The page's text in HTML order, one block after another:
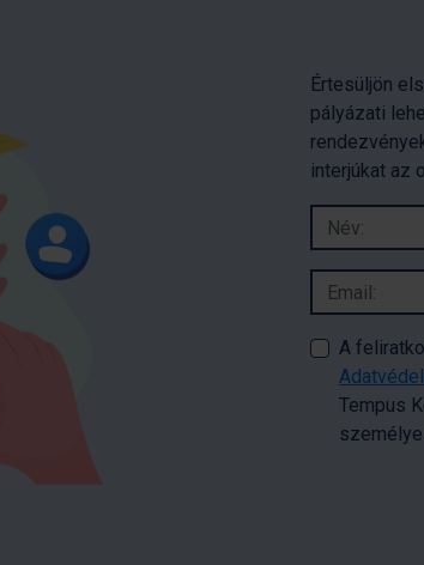
Értesüljön
pályázati
interjúkat az
A
Tempus